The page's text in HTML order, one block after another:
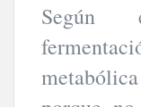
Según